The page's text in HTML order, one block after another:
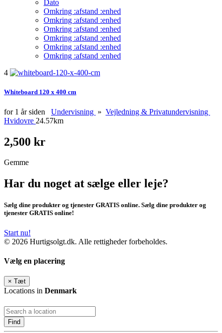
Dato
Omkring :afstand :enhed
Omkring :afstand :enhed
Omkring :afstand :enhed
Omkring :afstand :enhed
Omkring :afstand :enhed
Omkring :afstand :enhed
4
Whiteboard 120 x 400 cm
for 1 år siden Undervisning » Vejledning & Privatundervisning
Hvidovre 24.57km
2,500 kr
Gemme
Har du noget at sælge eller leje?
Sælg dine produkter og tjenester GRATIS online. Sælg dine produkter og
tjenester GRATIS online!
Start nu!
© 2026 Hurtigsolgt.dk. Alle rettigheder forbeholdes.
Vælg en placering
× Tæt
Locations in Denmark
Find